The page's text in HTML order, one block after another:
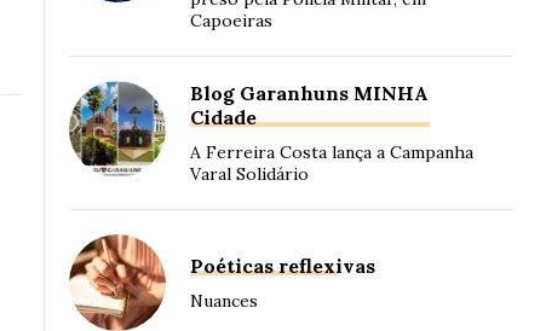
Capoeiras
Blog Garanhuns MINHA
Cidade
A Ferreira Costa lança a Campanha
Varal Solidário
Poéticas reflexivas
Nuances